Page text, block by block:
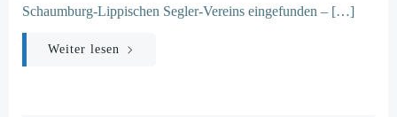
Schaumburg-Lippischen Segler-Vereins eingefunden – […]
Weiter lesen